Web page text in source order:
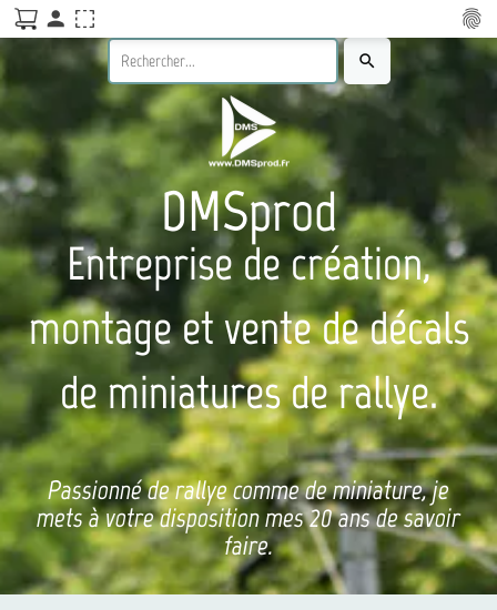
search
DMSprod
Entreprise de création,
montage et vente de décals
de miniatures de rallye.
Passionné de rallye comme de miniature, je
mets à votre disposition mes 20 ans de savoir
faire.
fingerprint
person